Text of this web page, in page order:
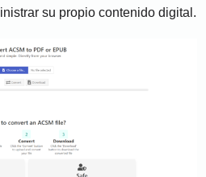
su propio contenido digital.